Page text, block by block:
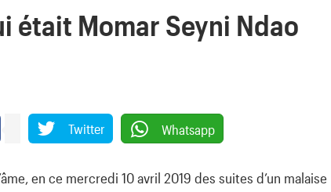
était Momar Seyni Ndao
Twitter Whatsapp
en ce mercredi 10 avril 2019 des suites d’un malaise